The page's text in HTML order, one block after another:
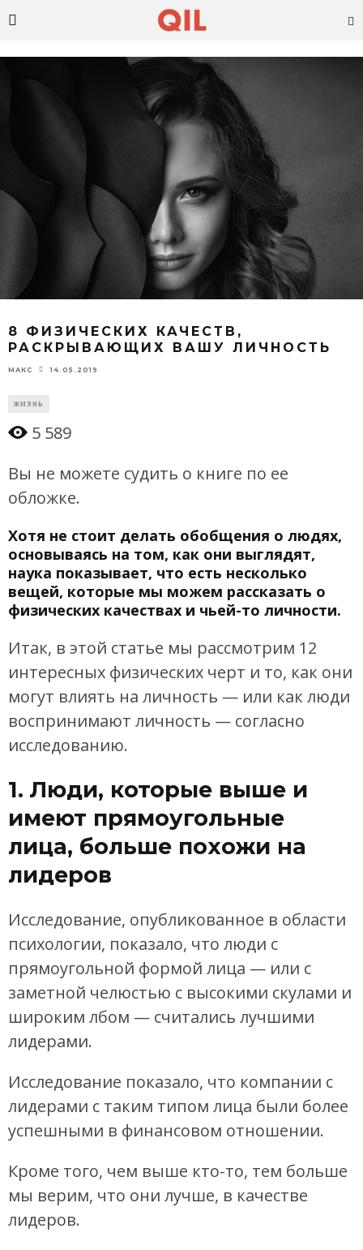
8 ФИЗИЧЕСКИХ КАЧЕСТВ,
РАСКРЫВАЮЩИХ ВАШУ ЛИЧНОСТЬ
МАКС 14.05.2019
ЖИЗНЬ
5 589
Вы не можете судить о книге по ее
обложке.
Хотя не стоит делать обобщения о людях,
основываясь на том, как они выглядят,
наука показывает, что есть несколько
вещей, которые мы можем рассказать о
физических качествах и чьей-то личности.
Итак, в этой статье мы рассмотрим 12
интересных физических черт и то, как они
могут влиять на личность — или как люди
воспринимают личность — согласно
исследованию.
1. Люди, которые выше и
имеют прямоугольные
лица, больше похожи на
лидеров
Исследование, опубликованное в области
психологии, показало, что люди с
прямоугольной формой лица — или с
заметной челюстью с высокими скулами и
широким лбом — считались лучшими
лидерами.
Исследование показало, что компании с
лидерами с таким типом лица были более
успешными в финансовом отношении.
Кроме того, чем выше кто-то, тем больше
мы верим, что они лучше, в качестве
лидеров.